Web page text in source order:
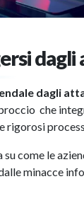
dagli
dagli
che
rigorosi
come le
minacce